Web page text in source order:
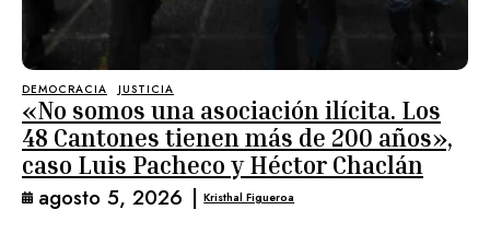
DEMOCRACIA JUSTICIA
«No somos una asociación ilícita. Los
48 Cantones tienen más de 200 años»,
caso Luis Pacheco y Héctor Chaclán
agosto 5, 2026 | Kristhal Figueroa